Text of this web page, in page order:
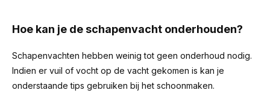
Hoe kan je de schapenvacht onderhouden?
Schapenvachten hebben weinig tot geen onderhoud nodig.
Indien er vuil of vocht op de vacht gekomen is kan je
onderstaande tips gebruiken bij het schoonmaken.